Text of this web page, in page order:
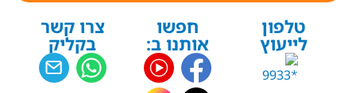
טלפון
לייעוץ
חפשו
אותנו ב:
צרו קשר
בקליק